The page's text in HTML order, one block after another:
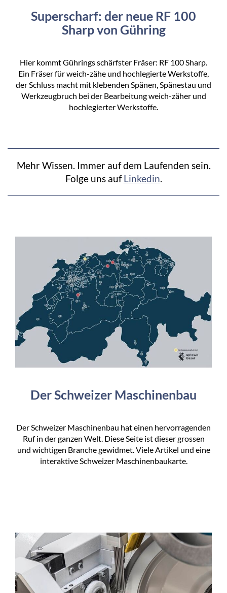
Superscharf: der neue RF 100
Sharp von Gühring
Hier kommt Gührings schärfster Fräser: RF 100 Sharp.
Ein Fräser für weich-zähe und hochlegierte Werkstoffe,
der Schluss macht mit klebenden Spänen, Spänestau und
Werkzeugbruch bei der Bearbeitung weich-zäher und
hochlegierter Werkstoffe.
Mehr Wissen. Immer auf dem Laufenden sein.
Folge uns aufLinkedin.
Der Schweizer Maschinenbau
Der Schweizer Maschinenbau hat einen hervorragenden
Ruf in der ganzen Welt. Diese Seite ist dieser grossen
und wichtigen Branche gewidmet. Viele Artikel und eine
interaktive Schweizer Maschinenbaukarte.